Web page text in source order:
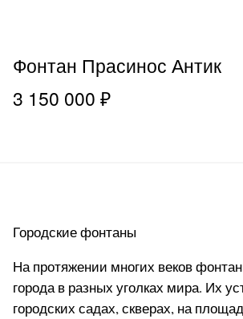
Фонтан Прасинос Антик
3 150 000 ₽
Городские фонтаны
На протяжении многих веков
города в разных уголках мира. Их
городских садах, скверах, на